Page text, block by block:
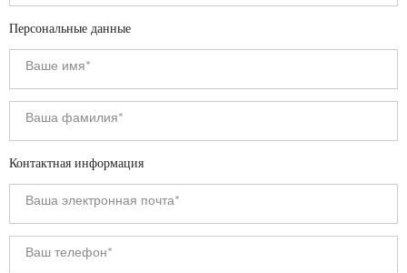
Персональные данные
Контактная информация